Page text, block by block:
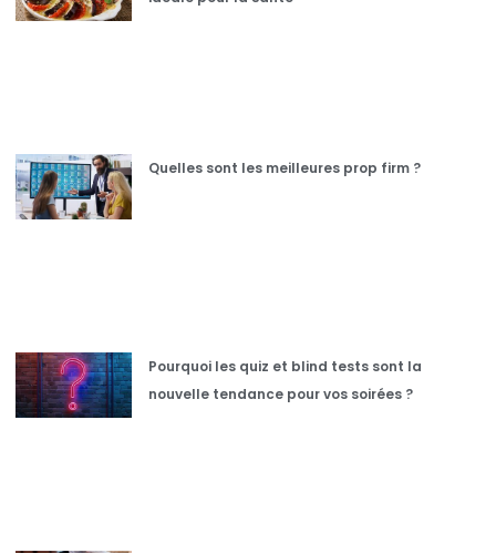
Quelles sont les meilleures prop firm ?
Pourquoi les quiz et blind tests sont la
nouvelle tendance pour vos soirées ?